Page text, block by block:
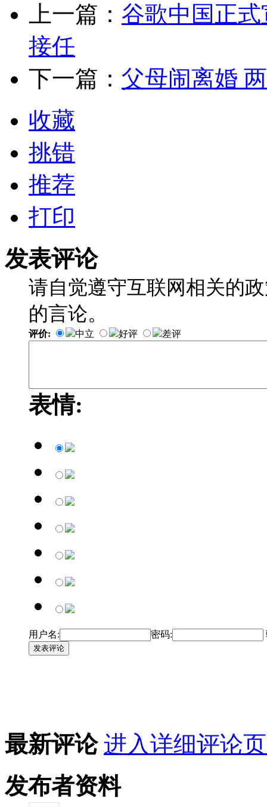
上一篇： 谷歌中国正
接任
下一篇： 父母闹离婚
收藏
挑错
推荐
打印
发表评论
请自觉遵守互联网相关的
的言论。
评价: 中立 好评 差评
表情:
用户名: 密码:
发表评论
最新评论 进入详细评论
发布者资料